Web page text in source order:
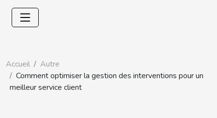
Accueil
Autre
Comment optimiser la gestion des interventions pour un
meilleur service client